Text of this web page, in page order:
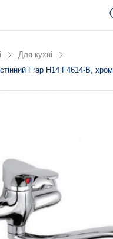
Для кухні
Frap H14 F4614-B, хром